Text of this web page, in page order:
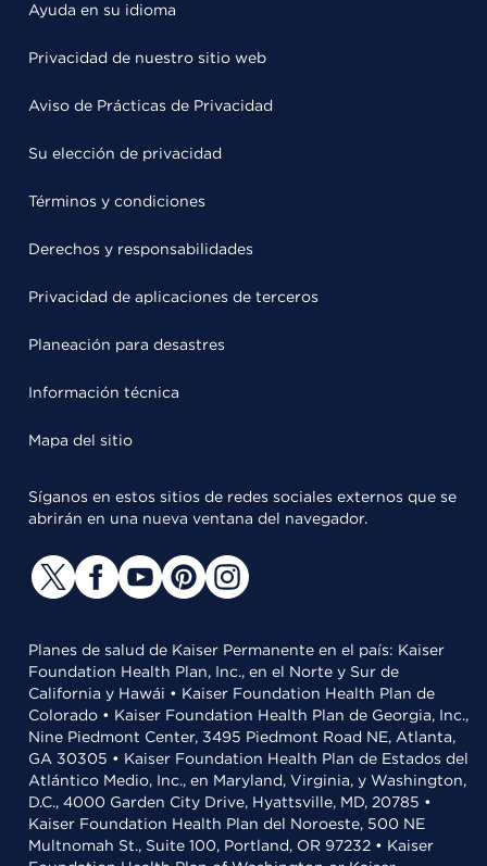
Ayuda en su idioma
Privacidad de nuestro sitio web
Aviso de Prácticas de Privacidad
Su elección de privacidad
Términos y condiciones
Derechos y responsabilidades
Privacidad de aplicaciones de terceros
Planeación para desastres
Información técnica
Mapa del sitio
Síganos en estos sitios de redes sociales externos que se
abrirán en una nueva ventana del navegador.
Planes de salud de Kaiser Permanente en el país: Kaiser
Foundation Health Plan, Inc., en el Norte y Sur de
California y Hawái • Kaiser Foundation Health Plan de
Colorado • Kaiser Foundation Health Plan de Georgia, Inc.,
Nine Piedmont Center, 3495 Piedmont Road NE, Atlanta,
GA 30305 • Kaiser Foundation Health Plan de Estados del
Atlántico Medio, Inc., en Maryland, Virginia, y Washington,
D.C., 4000 Garden City Drive, Hyattsville, MD, 20785 •
Kaiser Foundation Health Plan del Noroeste, 500 NE
Multnomah St., Suite 100, Portland, OR 97232 • Kaiser